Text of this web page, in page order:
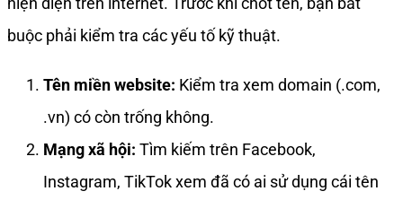
buộc phải kiểm tra các yếu tố kỹ thuật.
Tên miền website: Kiểm tra xem domain (.com,
.vn) có còn trống không.
Mạng xã hội: Tìm kiếm trên Facebook,
Instagram, TikTok xem đã có ai sử dụng cái tên